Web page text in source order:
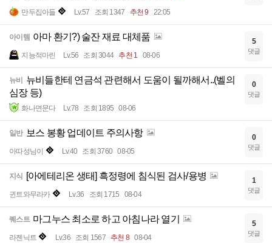
만두집아들 Lv.57 조회 1347 추천 9 22:05
아이템 아마 환기?) 술잔 재료 대체품
지능적마린 Lv.56 조회 3044 추천 1 08-06
5
댓글
뉴비
뉴비들한테 연금석 관련해서 도움이 될까해서..(벨의
심장 등)
화나면문다 Lv.78 조회 1895 08-06
0
댓글
일반 보스 봉황 업데이트 주의사항
아따성님이 Lv.40 조회 3760 08-05
0
댓글
지식 [아에테리온 생태] 흑정령에 침식된 검사/용병
귄트와무라카 Lv.36 조회 1715 08-04
1
댓글
퀘스트 마그누스 최소로 하고 아침나라 열기
라젠닉트 Lv.36 조회 1567 추천 8 08-04
5
댓글